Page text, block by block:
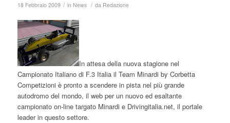
18 Febbraio 2009 / in News / da Redazione
In attesa della nuova stagione nel
Campionato Italiano di F.3 Italia il Team Minardi by Corbetta
Competizioni è pronto a scendere in pista nel più grande
autodromo del mondo, il web per un nuovo ed esaltante
campionato on-line targato Minardi e Drivingitalia.net, il portale
leader in questo settore.